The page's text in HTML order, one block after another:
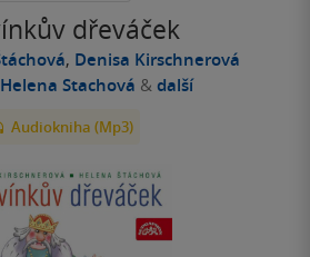
dřeváček
, Denisa Kirschnerová
Helena Stachová & další
Audiokniha (Mp3)